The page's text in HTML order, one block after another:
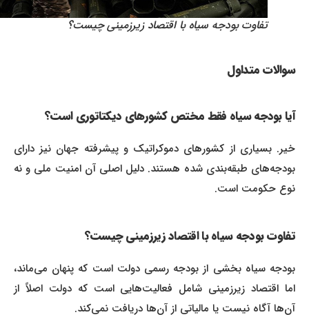
تفاوت بودجه سیاه با اقتصاد زیرزمینی چیست؟
سوالات متداول
آیا بودجه سیاه فقط مختص کشورهای دیکتاتوری است؟
خیر. بسیاری از کشورهای دموکراتیک و پیشرفته جهان نیز دارای
بودجه‌های طبقه‌بندی شده هستند. دلیل اصلی آن امنیت ملی و نه
نوع حکومت است.
تفاوت بودجه سیاه با اقتصاد زیرزمینی چیست؟
بودجه سیاه بخشی از بودجه رسمی دولت است که پنهان می‌ماند،
اما اقتصاد زیرزمینی شامل فعالیت‌هایی است که دولت اصلاً از
آن‌ها آگاه نیست یا مالیاتی از آن‌ها دریافت نمی‌کند.